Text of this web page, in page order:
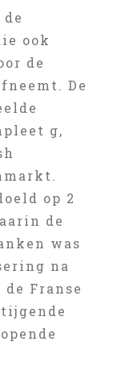
ook
de
De
g,
op 2
de
was
na
Franse